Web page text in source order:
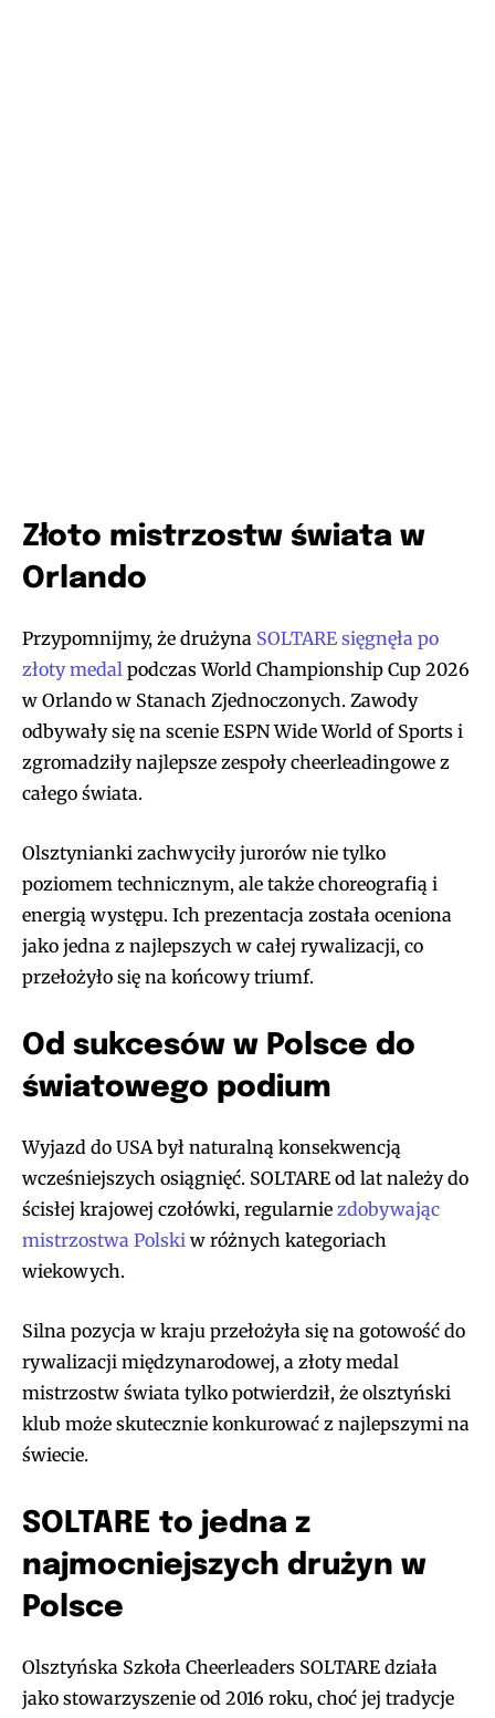
Złoto mistrzostw świata w
Orlando
Przypomnijmy, że drużyna SOLTARE sięgnęła po
złoty medal podczas World Championship Cup 2026
w Orlando w Stanach Zjednoczonych. Zawody
odbywały się na scenie ESPN Wide World of Sports i
zgromadziły najlepsze zespoły cheerleadingowe z
całego świata.
Olsztynianki zachwyciły jurorów nie tylko
poziomem technicznym, ale także choreografią i
energią występu. Ich prezentacja została oceniona
jako jedna z najlepszych w całej rywalizacji, co
przełożyło się na końcowy triumf.
Od sukcesów w Polsce do
światowego podium
Wyjazd do USA był naturalną konsekwencją
wcześniejszych osiągnięć. SOLTARE od lat należy do
ścisłej krajowej czołówki, regularnie zdobywając
mistrzostwa Polski w różnych kategoriach
wiekowych.
Silna pozycja w kraju przełożyła się na gotowość do
rywalizacji międzynarodowej, a złoty medal
mistrzostw świata tylko potwierdził, że olsztyński
klub może skutecznie konkurować z najlepszymi na
świecie.
SOLTARE to jedna z
najmocniejszych drużyn w
Polsce
Olsztyńska Szkoła Cheerleaders SOLTARE działa
jako stowarzyszenie od 2016 roku, choć jej tradycje